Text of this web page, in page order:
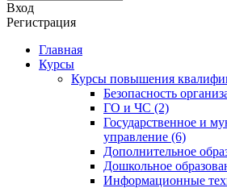
Вход
Регистрация
Главная
Курсы
Курсы повышения
Безопасность
ГО и ЧС (2)
Государственное и
управление (6)
Дополнительное
Дошкольное
Информационные